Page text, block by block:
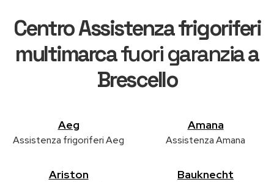
Centro Assistenza frigoriferi
multimarcafuori garanziaa
Brescello
Aeg
Assistenza frigoriferi Aeg
Amana
Assistenza Amana
Ariston Bauknecht